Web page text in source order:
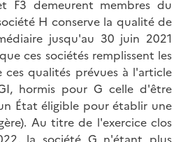
F3 demeurent membres du
H conserve la qualité de
jusqu'au 30 juin 2021
ces sociétés remplissent les
qualités prévues à l'article
hormis pour G celle d'être
État éligible pour établir une
Au titre de l'exercice clos